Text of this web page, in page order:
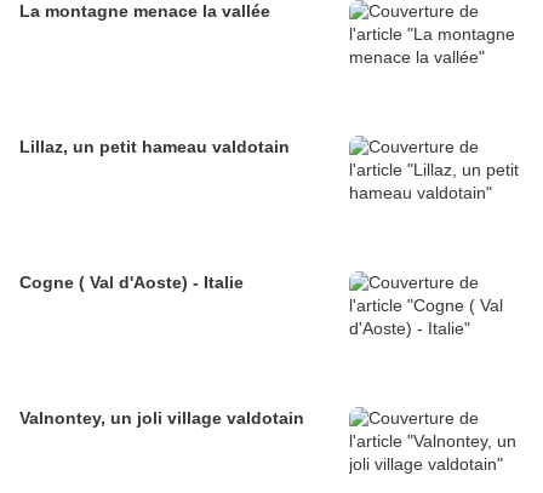
La montagne menace la vallée
Lillaz, un petit hameau valdotain
Cogne ( Val d'Aoste) - Italie
Valnontey, un joli village valdotain